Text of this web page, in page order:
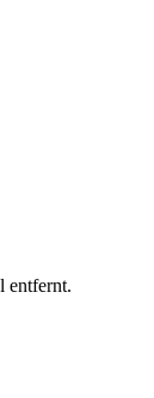
entfernt.